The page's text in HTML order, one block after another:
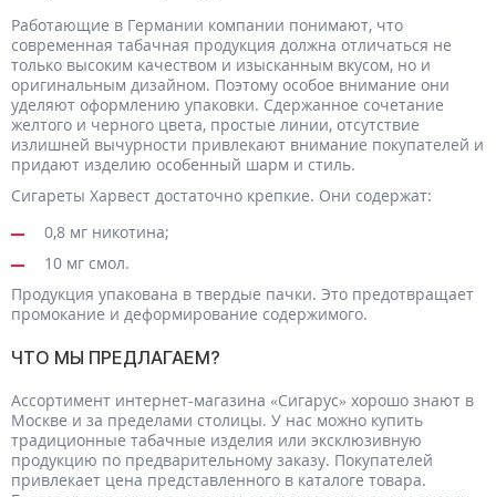
Работающие в Германии компании понимают, что
современная табачная продукция должна отличаться не
только высоким качеством и изысканным вкусом, но и
оригинальным дизайном. Поэтому особое внимание они
уделяют оформлению упаковки. Сдержанное сочетание
желтого и черного цвета, простые линии, отсутствие
излишней вычурности привлекают внимание покупателей и
придают изделию особенный шарм и стиль.
Сигареты Харвест достаточно крепкие. Они содержат:
0,8 мг никотина;
10 мг смол.
Продукция упакована в твердые пачки. Это предотвращает
промокание и деформирование содержимого.
ЧТО МЫ ПРЕДЛАГАЕМ?
Ассортимент интернет-магазина «Сигарус» хорошо знают в
Москве и за пределами столицы. У нас можно купить
традиционные табачные изделия или эксклюзивную
продукцию по предварительному заказу. Покупателей
привлекает цена представленного в каталоге товара.